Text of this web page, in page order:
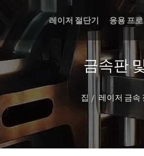
레이저 절단기 응용 프
금속판
집 레이저 금속